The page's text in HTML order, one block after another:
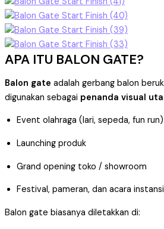
APA ITU BALON GATE?
Balon gate adalah gerbang balon
digunakan sebagai penanda visual
Event olahraga (lari, sepeda, fun run)
Launching produk
Grand opening toko / showroom
Festival, pameran, dan acara instansi
Balon gate biasanya diletakkan di: